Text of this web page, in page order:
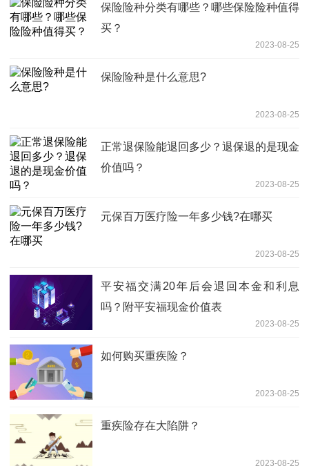
保险险种分类有哪些？哪些保险险种值得
买？
2023-08-25
保险险种是什么意思?
2023-08-25
正常退保险能退回多少？退保退的是现金
价值吗？
2023-08-25
元保百万医疗险一年多少钱?在哪买
2023-08-25
平安福交满20年后会退回本金和利息
吗？附平安福现金价值表
2023-08-25
如何购买重疾险？
2023-08-25
重疾险存在大陷阱？
2023-08-25